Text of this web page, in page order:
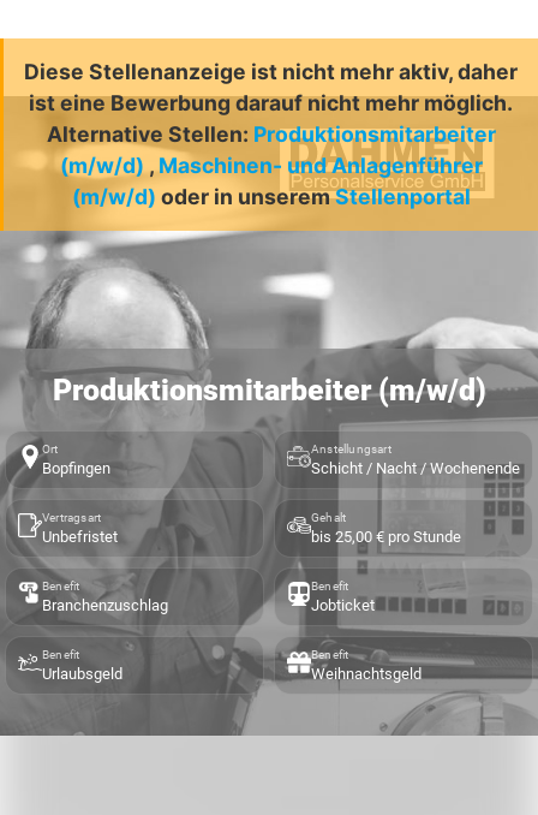
Diese Stellenanzeige ist nicht mehr aktiv, daher
ist eine Bewerbung darauf nicht mehr möglich.
Alternative Stellen: Produktionsmitarbeiter
(m/w/d) , Maschinen- und Anlagenführer
(m/w/d) oder in unseremStellenportal
Produktionsmitarbeiter (m/w/d)
Ort
Bopfingen
Anstellungsart
Schicht / Nacht / Wochenende
Vertragsart
Unbefristet
Gehalt
bis 25,00 € pro Stunde
Benefit
Branchenzuschlag
Benefit
Jobticket
Benefit
Urlaubsgeld
Benefit
Weihnachtsgeld